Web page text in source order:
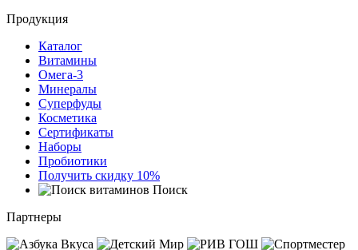
Продукция
Каталог
Витамины
Омега-3
Минералы
Суперфуды
Косметика
Сертификаты
Наборы
Пробиотики
Получить скидку 10%
Поиск
Партнеры